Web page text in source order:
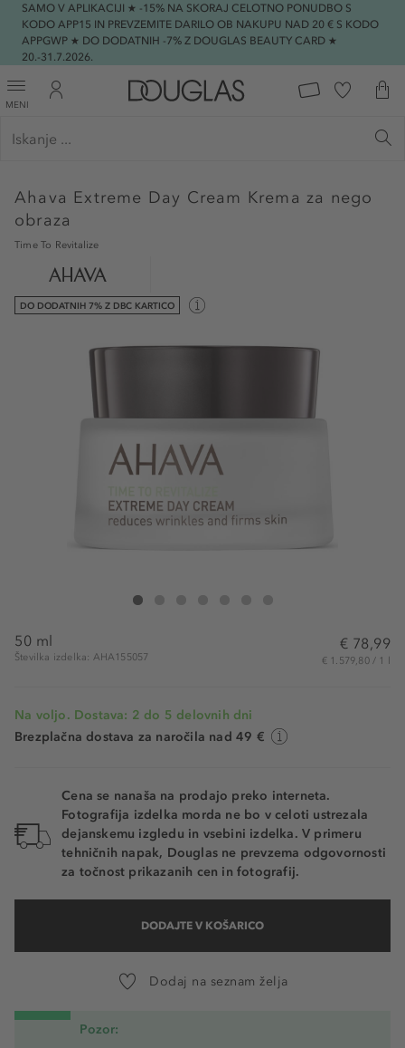
SAMO V APLIKACIJI ★ -15% NA SKORAJ CELOTNO PONUDBO S
KODO APP15 IN PREVZEMITE DARILO OB NAKUPU NAD 20 € S KODO
APPGWP ★ DO DODATNIH -7% Z DOUGLAS BEAUTY CARD ★
20.-31.7.2026.
MENI
Ahava Extreme Day Cream Krema za nego
obraza
Time To Revitalize
DO DODATNIH 7% Z DBC KARTICO
Ahava Extreme Day Cream
50 ml
Številka izdelka: AHA155057
€ 78,99
€ 1.579,80 / 1 l
Na voljo. Dostava: 2 do 5 delovnih dni
Brezplačna dostava za naročila nad 49 €
Cena se nanaša na prodajo preko interneta.
Fotografija izdelka morda ne bo v celoti ustrezala
dejanskemu izgledu in vsebini izdelka. V primeru
tehničnih napak, Douglas ne prevzema odgovornosti
za točnost prikazanih cen in fotografij.
DODAJTE V KOŠARICO
Dodaj na seznam želja
Pozor: